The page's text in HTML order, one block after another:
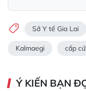
Sở Y tế Gia Lai
Kalmaegi cấp
Ý KIẾN BẠN